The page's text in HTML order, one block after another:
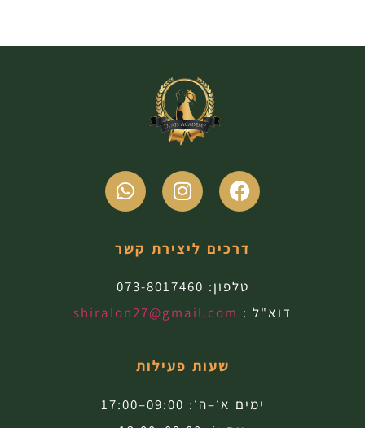
דרכים ליצירת קשר
טלפון: 073-8017460
דוא"ל : shiralon27@gmail.com
שעות פעילות
ימים א׳–ה׳: 09:00–17:00